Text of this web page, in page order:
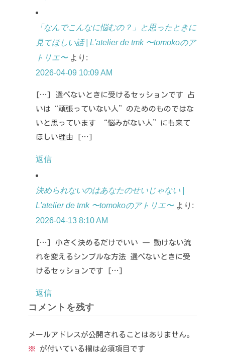
「なんでこんなに悩むの？」と思ったときに
見てほしい話 | L'atelier de tmk 〜tomokoのア
トリエ〜 より:
2026-04-09 10:09 AM
[…] 選べないときに受けるセッションです 占
いは“頑張っていない人”のためのものではな
いと思っています “悩みがない人”にも来て
ほしい理由 […]
返信
決められないのはあなたのせいじゃない |
L'atelier de tmk 〜tomokoのアトリエ〜 より:
2026-04-13 8:10 AM
[…] 小さく決めるだけでいい ― 動けない流
れを変えるシンプルな方法 選べないときに受
けるセッションです […]
返信
コメントを残す
メールアドレスが公開されることはありません。
※ が付いている欄は必須項目です